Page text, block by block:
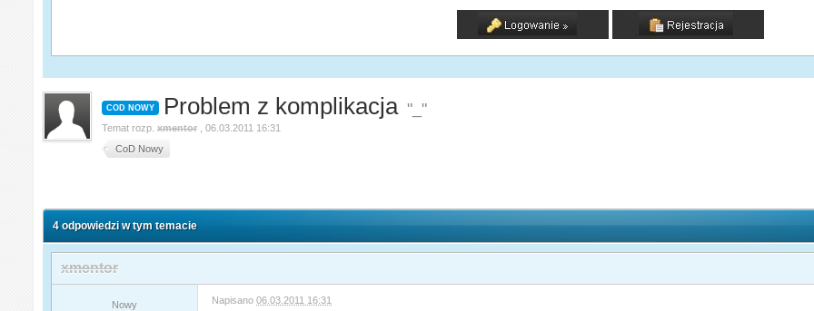
COD NOWY Problem z komplikacja "_"
Temat rozp.xmentor ,06.03.2011 16:31
CoD Nowy
4 odpowiedzi w tym temacie
xmentor
Nowy Napisano06.03.2011 16:31